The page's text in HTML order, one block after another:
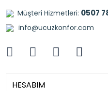
Müşteri Hizmetleri: 0507
info@ucuzkonfor.com
HESABIM